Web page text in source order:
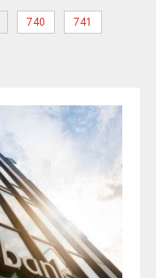
740 741